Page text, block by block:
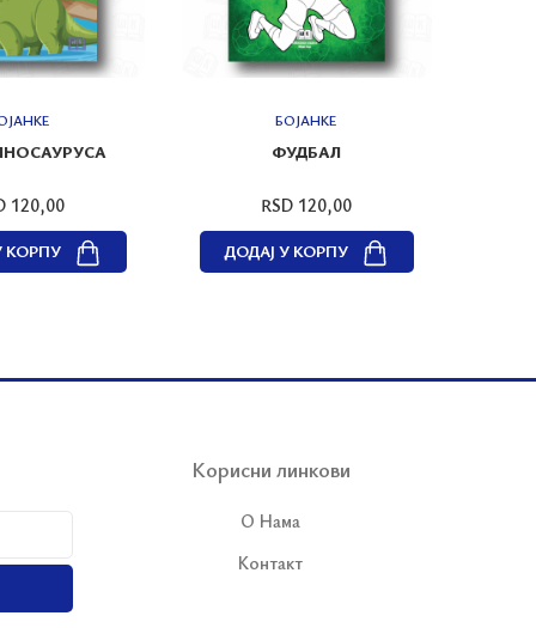
120,00
КОРПУ
БОЈАНКЕ
ФУДБАЛ
RSD 120,00
ДОДАЈ У КОРПУ
Корисни линкови
О Нама
Контакт